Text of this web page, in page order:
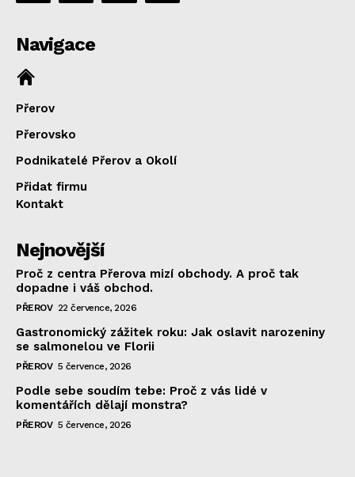
Navigace
Přerov
Přerovsko
Podnikatelé Přerov a Okolí
Přidat firmu
Kontakt
Nejnovější
Proč z centra Přerova mizí obchody. A proč tak
dopadne i váš obchod.
PŘEROV 22 července, 2026
Gastronomický zážitek roku: Jak oslavit narozeniny
se salmonelou ve Florii
PŘEROV 5 července, 2026
Podle sebe soudím tebe: Proč z vás lidé v
komentářích dělají monstra?
PŘEROV 5 července, 2026